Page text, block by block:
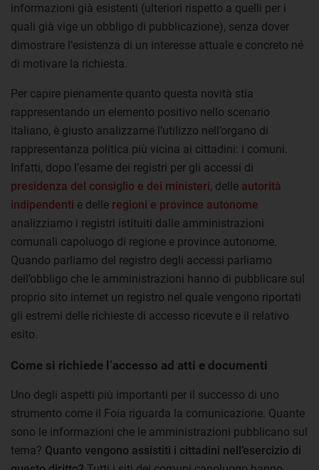
informazioni già esistenti (ulteriori rispetto a quelli per i
quali già vige un obbligo di pubblicazione), senza dover
dimostrare l’esistenza di un interesse attuale e concreto né
di motivare la richiesta.
Per capire pienamente quanto questa novità stia
rappresentando un elemento positivo nello scenario
italiano, è giusto analizzarne l’utilizzo nell’organo di
rappresentanza politica più vicina ai cittadini: i comuni.
Infatti, dopo l’esame dei registri per gli accessi di
presidenza del consiglio e dei ministeri, delle autorità
indipendenti e delle regioni e province autonome
analizziamo i registri istituiti dalle amministrazioni
comunali capoluogo di regione e province autonome.
Quando parliamo del registro degli accessi parliamo
dell’obbligo che le amministrazioni hanno di pubblicare sul
proprio sito internet un registro nel quale vengono riportati
gli estremi delle richieste di accesso ricevute e il relativo
esito.
Come si richiede l’accesso ad atti e documenti
Uno degli aspetti più importanti per il successo di uno
strumento come il Foia riguarda la comunicazione. Quante
sono le informazioni che le amministrazioni pubblicano sul
tema? Quanto vengono assistiti i cittadini nell’esercizio di